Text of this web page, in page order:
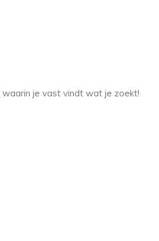
waarin je vast vindt wat je zoekt!